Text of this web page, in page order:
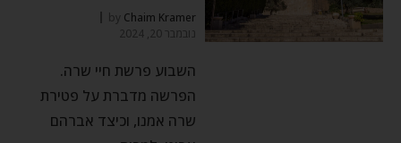
by Chaim Kramer
נובמבר 20, 2024
השבוע פרשת חיי שרה.
הפרשה מדברת על פטירת
שרה אמנו, וכיצד אברהם